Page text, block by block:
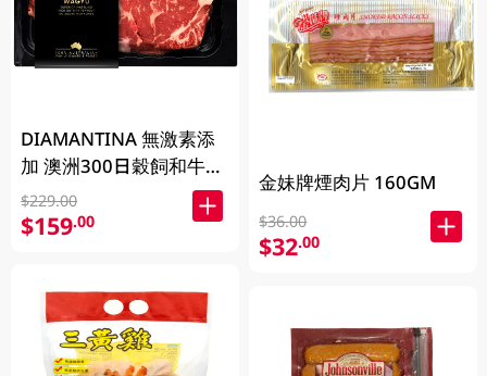
DIAMANTINA 無激素添
加 澳洲300日穀飼和牛西
冷扒SB4+ 200克
$229.00
$159.00
金妹牌煙肉片 160GM
$36.00
$32.00